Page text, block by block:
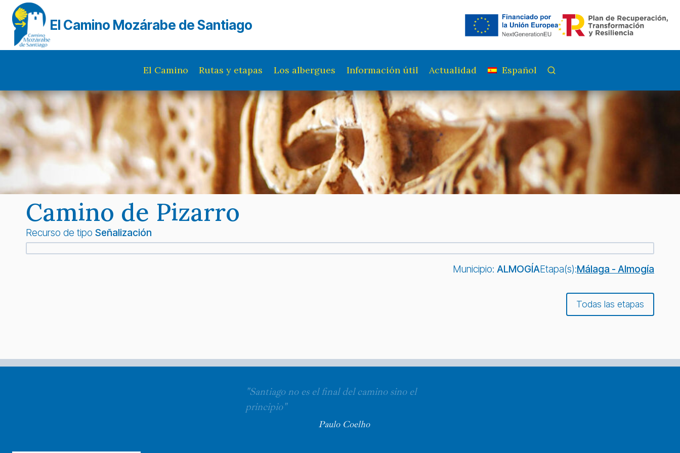
Saltar
contenido
El Camino Mozárabe de Santiago
El Camino Rutas y etapas Los albergues Información útil Actualidad Español
Camino de Pizarro
Recurso de tipo Señalización
Municipio: ALMOGÍAEtapa(s):Málaga - Almogía
Todas las etapas
"Santiago no es el final del camino sino el
principio"
Paulo Coelho